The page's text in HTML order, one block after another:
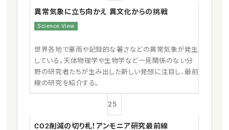
異常気象に立ち向かえ 異文化からの挑戦
Science View
世界各地で豪雨や記録的な暑さなどの異常気象が発生
している。天体物理学や生物学など一見関係のない分
野の研究者たちが生み出した新しい発想に注目し、最前
線の研究を紹介する。
25
CO2削減の切り札！アンモニア研究最前線